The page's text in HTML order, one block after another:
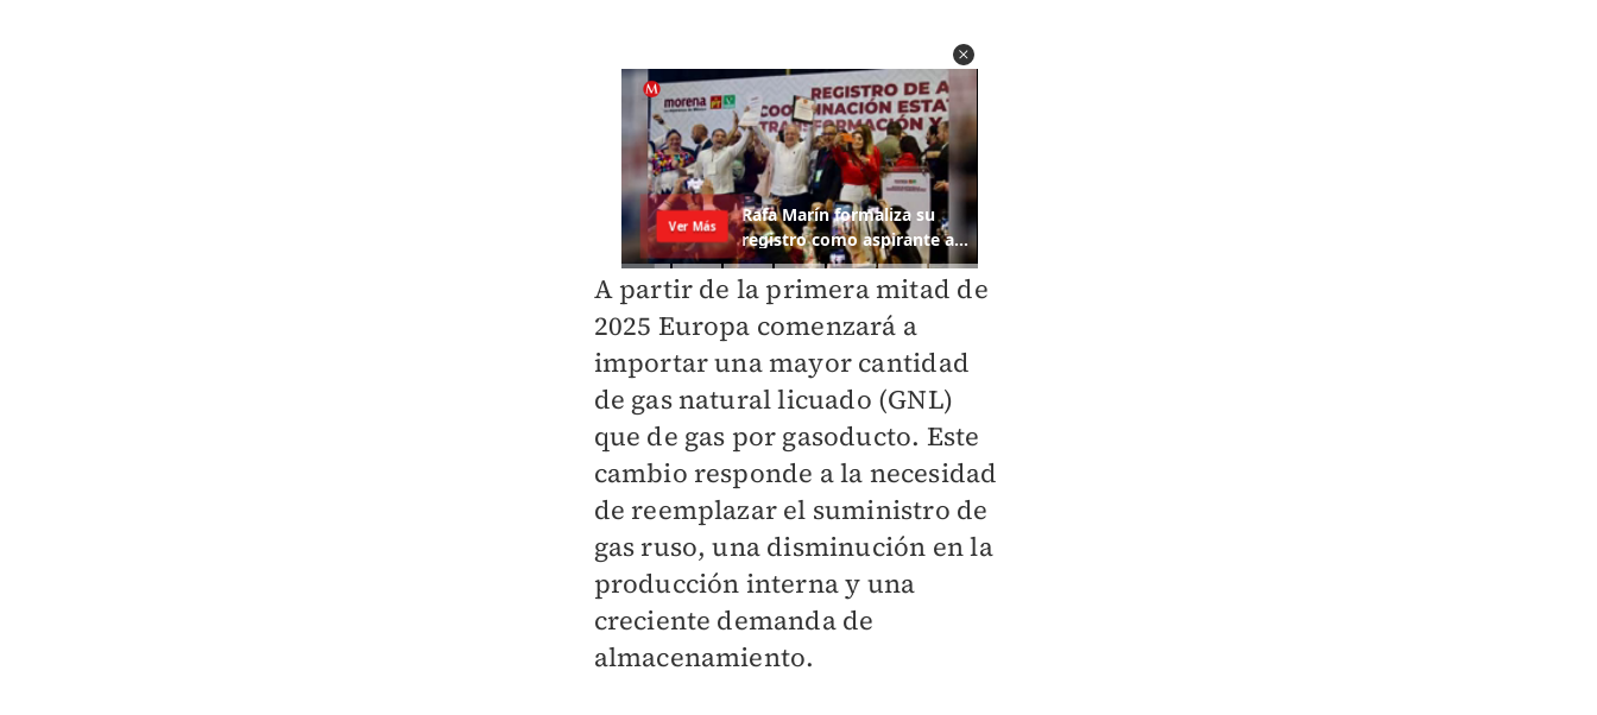
A partir de la primera mitad de
2025 Europa comenzará a
importar una mayor cantidad
de gas natural licuado (GNL)
que de gas por gasoducto. Este
cambio responde a la necesidad
de reemplazar el suministro de
gas ruso, una disminución en la
producción interna y una
creciente demanda de
almacenamiento.